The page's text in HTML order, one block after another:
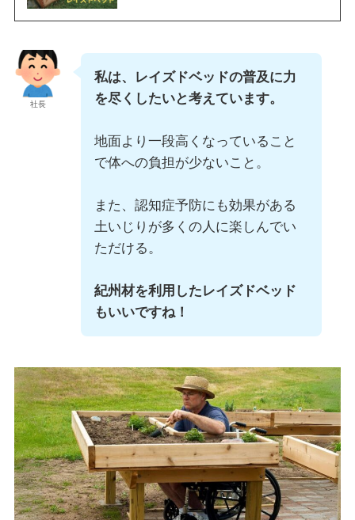
社長
私は、レイズドベッドの普及に力
を尽くしたいと考えています。
地面より一段高くなっていること
で体への負担が少ないこと。
また、認知症予防にも効果がある
土いじりが多くの人に楽しんでい
ただける。
紀州材を利用したレイズドベッド
もいいですね！